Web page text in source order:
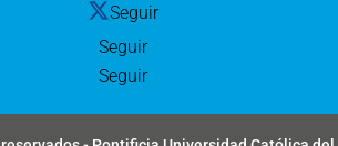
Seguir
Seguir
Seguir